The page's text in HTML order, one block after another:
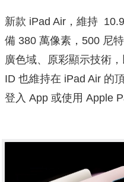
新款 iPad Air，維持
備 380 萬像素，500 尼
廣色域、原彩顯示技術
ID 也維持在 iPad Air 的
登入 App 或使用 Apple